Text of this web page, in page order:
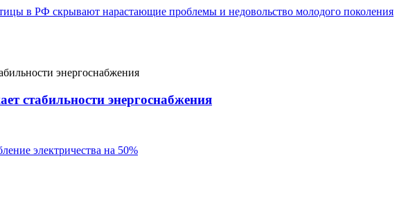
в РФ скрывают нарастающие проблемы и недовольство молодого поколения
стабильности энергоснабжения
электричества на 50%